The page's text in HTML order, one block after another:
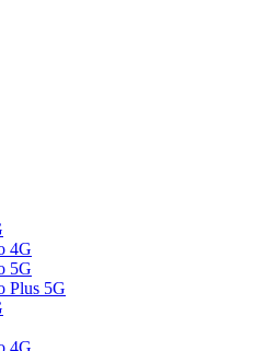
4G
5G
Plus 5G
4G